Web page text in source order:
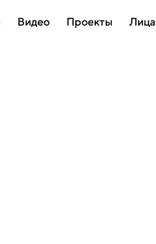
Видео Проекты Лица